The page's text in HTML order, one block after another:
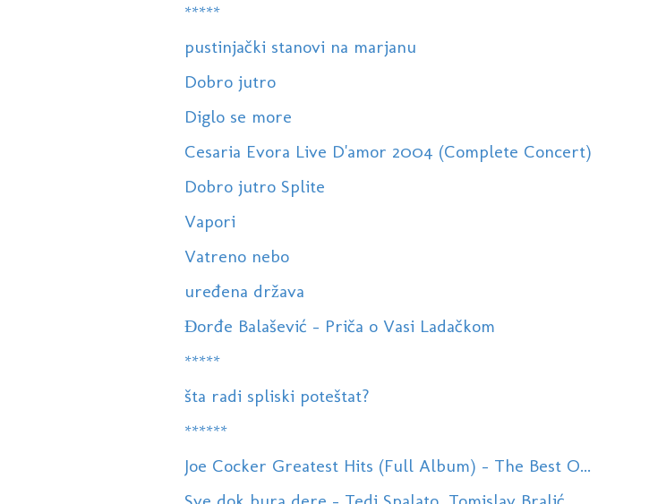
*****
pustinjački stanovi na marjanu
Dobro jutro
Diglo se more
Cesaria Evora Live D'amor 2004 (Complete Concert)
Dobro jutro Splite
Vapori
Vatreno nebo
uređena država
Đorđe Balašević - Priča o Vasi Ladačkom
*****
šta radi spliski poteštat?
******
Joe Cocker Greatest Hits (Full Album) - The Best O...